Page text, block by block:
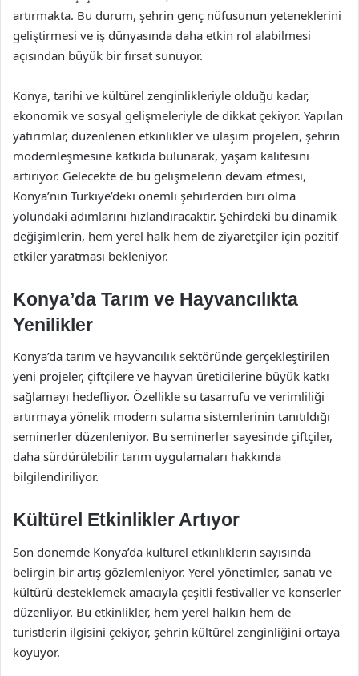
artırmakta. Bu durum, şehrin genç nüfusunun yeteneklerini
geliştirmesi ve iş dünyasında daha etkin rol alabilmesi
açısından büyük bir fırsat sunuyor.
Konya, tarihi ve kültürel zenginlikleriyle olduğu kadar,
ekonomik ve sosyal gelişmeleriyle de dikkat çekiyor. Yapılan
yatırımlar, düzenlenen etkinlikler ve ulaşım projeleri, şehrin
modernleşmesine katkıda bulunarak, yaşam kalitesini
artırıyor. Gelecekte de bu gelişmelerin devam etmesi,
Konya’nın Türkiye’deki önemli şehirlerden biri olma
yolundaki adımlarını hızlandıracaktır. Şehirdeki bu dinamik
değişimlerin, hem yerel halk hem de ziyaretçiler için pozitif
etkiler yaratması bekleniyor.
Konya’da Tarım ve Hayvancılıkta
Yenilikler
Konya’da tarım ve hayvancılık sektöründe gerçekleştirilen
yeni projeler, çiftçilere ve hayvan üreticilerine büyük katkı
sağlamayı hedefliyor. Özellikle su tasarrufu ve verimliliği
artırmaya yönelik modern sulama sistemlerinin tanıtıldığı
seminerler düzenleniyor. Bu seminerler sayesinde çiftçiler,
daha sürdürülebilir tarım uygulamaları hakkında
bilgilendiriliyor.
Kültürel Etkinlikler Artıyor
Son dönemde Konya’da kültürel etkinliklerin sayısında
belirgin bir artış gözlemleniyor. Yerel yönetimler, sanatı ve
kültürü desteklemek amacıyla çeşitli festivaller ve konserler
düzenliyor. Bu etkinlikler, hem yerel halkın hem de
turistlerin ilgisini çekiyor, şehrin kültürel zenginliğini ortaya
koyuyor.